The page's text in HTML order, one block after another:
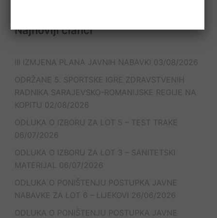
Najnoviji članci
III IZMJENA PLANA JAVNIH NABAVKI 03/08/2026
ODRŽANE 5. SPORTSKE IGRE ZDRAVSTVENIH
RADNIKA SARAJEVSKO-ROMANIJSKE REGIJE NA
KOPITU 02/08/2026
ODLUKA O IZBORU ZA LOT 5 – TEST TRAKE
06/07/2026
ODLUKA O IZBORU ZA LOT 3 – SANITETSKI
MATERIJAL 06/07/2026
ODLUKA O PONIŠTENJU POSTUPKA JAVNE
NABAVKE ZA LOT 6 – LIJEKOVI 26/06/2026
ODLUKA O PONIŠTENJU POSTUPKA JAVNE